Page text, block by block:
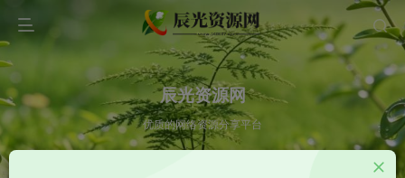
辰光资源网
优质的网络资源分享平台